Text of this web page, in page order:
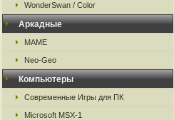
WonderSwan / Color
Аркадные
MAME
Neo-Geo
Компьютеры
Современные Игры для ПК
Microsoft MSX-1